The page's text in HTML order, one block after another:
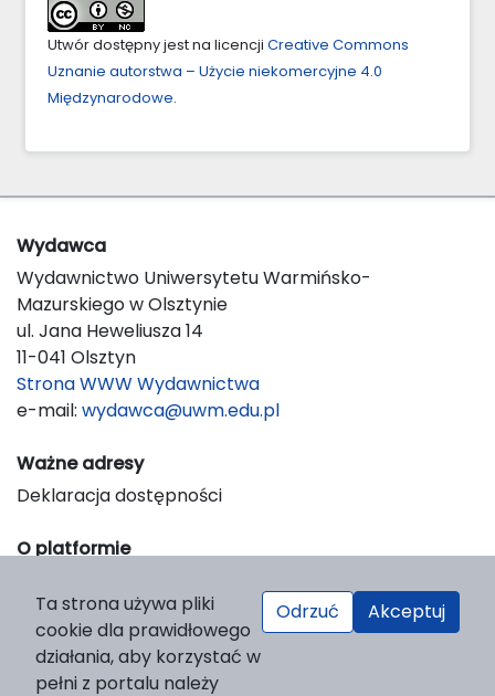
Utwór dostępny jest na licencji Creative Commons
Uznanie autorstwa – Użycie niekomercyjne 4.0
Międzynarodowe.
Wydawca
Wydawnictwo Uniwersytetu Warmińsko-
Mazurskiego w Olsztynie
ul. Jana Heweliusza 14
11-041 Olsztyn
Strona WWW Wydawnictwa
e-mail: wydawca@uwm.edu.pl
Ważne adresy
Deklaracja dostępności
O platformie
Support & Customization by LIBCOM
Platform & Workflow by OJS/PKP
Ta strona używa pliki
cookie dla prawidłowego
działania, aby korzystać w
pełni z portalu należy
Odrzuć Akceptuj